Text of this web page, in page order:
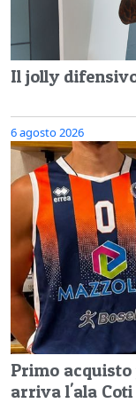
Il jolly
6 agosto 2026
Primo
arriva l'ala